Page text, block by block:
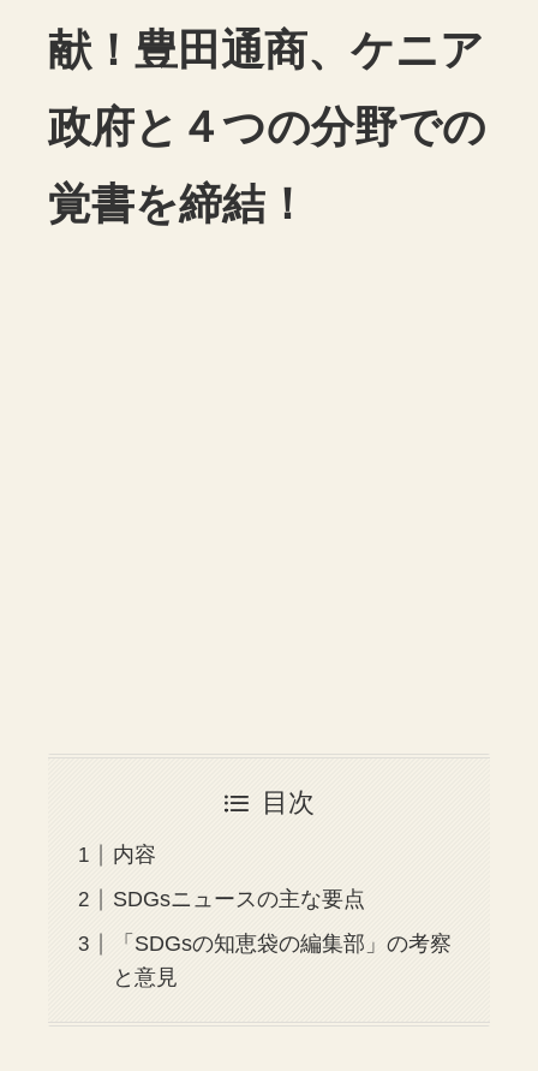
献！豊田通商、ケニア
政府と４つの分野での
覚書を締結！
目次
内容
SDGsニュースの主な要点
「SDGsの知恵袋の編集部」の考察
と意見